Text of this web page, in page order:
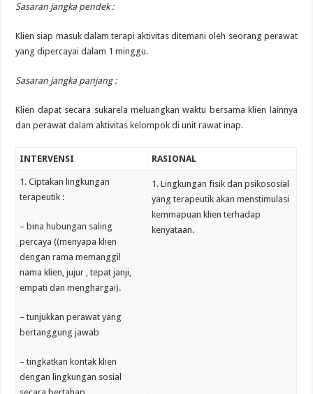
Sasaran jangka pendek :
Klien siap masuk dalam terapi aktivitas ditemani oleh seorang perawat
yang dipercayai dalam 1 minggu.
Sasaran jangka panjang :
Klien dapat secara sukarela meluangkan waktu bersama klien lainnya
dan perawat dalam aktivitas kelompok di unit rawat inap.
INTERVENSI RASIONAL
1. Ciptakan lingkungan
terapeutik :
– bina hubungan saling
percaya ((menyapa klien
dengan rama memanggil
nama klien, jujur , tepat janji,
empati dan menghargai).
– tunjukkan perawat yang
bertanggung jawab
– tingkatkan kontak klien
dengan lingkungan sosial
1. Lingkungan fisik dan psikososial
yang terapeutik akan menstimulasi
kemmapuan klien terhadap
kenyataan.